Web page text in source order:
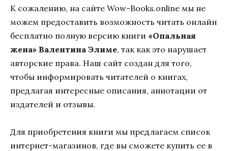
К сожалению, на сайте Wow-Books.online мы не
можем предоставить возможность читать онлайн
бесплатно полную версию книги «Опальная
жена» Валентина Элиме, так как это нарушает
авторские права. Наш сайт создан для того,
чтобы информировать читателей о книгах,
предлагая интересные описания, аннотации от
издателей и отзывы.
Для приобретения книги мы предлагаем список
интернет-магазинов, где вы сможете купить ее в